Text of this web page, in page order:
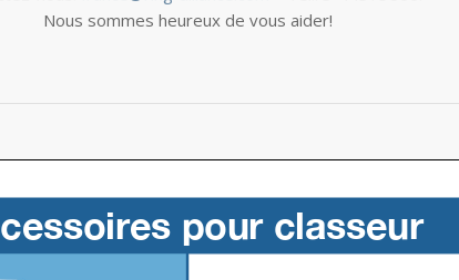
Nous sommes heureux de vous aider!